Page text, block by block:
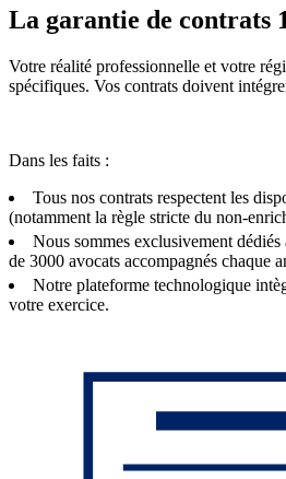
La garantie de contrats
Votre réalité professionnelle et votre
spécifiques. Vos contrats doivent
Dans les faits :
Tous nos contrats respectent les
(notamment la règle stricte du non-
Nous sommes exclusivement
de 3000 avocats accompagnés chaque
Notre plateforme technologique
votre exercice.